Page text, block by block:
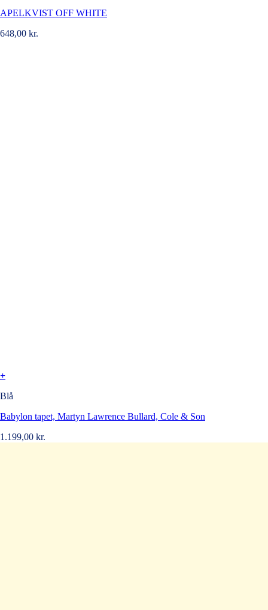
APELKVIST OFF WHITE
648,00 kr.
+
Blå
Babylon tapet, Martyn Lawrence Bullard, Cole & Son
1.199,00 kr.